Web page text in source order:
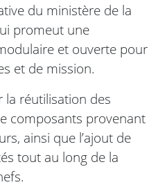
du ministère de la
promeut une
et ouverte pour
et de mission.
la réutilisation des
composants provenant
ainsi que l’ajout de
tout au long de la